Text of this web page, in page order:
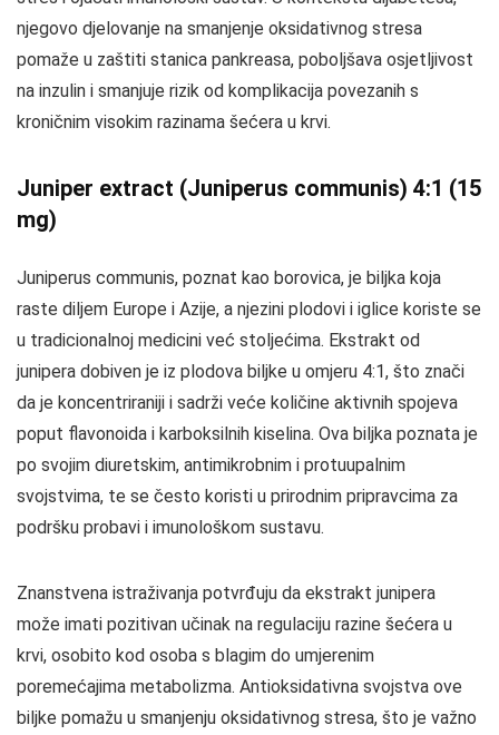
njegovo djelovanje na smanjenje oksidativnog stresa
pomaže u zaštiti stanica pankreasa, poboljšava osjetljivost
na inzulin i smanjuje rizik od komplikacija povezanih s
kroničnim visokim razinama šećera u krvi.
Juniper extract (Juniperus communis) 4:1 (15
mg)
Juniperus communis, poznat kao borovica, je biljka koja
raste diljem Europe i Azije, a njezini plodovi i iglice koriste se
u tradicionalnoj medicini već stoljećima. Ekstrakt od
junipera dobiven je iz plodova biljke u omjeru 4:1, što znači
da je koncentriraniji i sadrži veće količine aktivnih spojeva
poput flavonoida i karboksilnih kiselina. Ova biljka poznata je
po svojim diuretskim, antimikrobnim i protuupalnim
svojstvima, te se često koristi u prirodnim pripravcima za
podršku probavi i imunološkom sustavu.
Znanstvena istraživanja potvrđuju da ekstrakt junipera
može imati pozitivan učinak na regulaciju razine šećera u
krvi, osobito kod osoba s blagim do umjerenim
poremećajima metabolizma. Antioksidativna svojstva ove
biljke pomažu u smanjenju oksidativnog stresa, što je važno